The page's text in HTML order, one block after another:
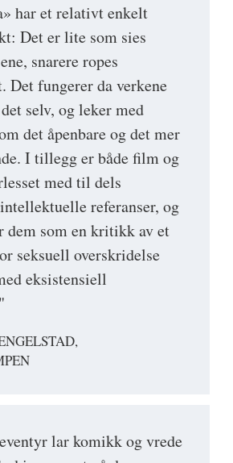
har et relativt enkelt
Det er lite som sies
snarere ropes
Det fungerer da verkene
selv, og leker med
det åpenbare og det mer
I tillegg er både film og
med til dels
referanser, og
dem som en kritikk av et
seksuell overskridelse
eksistensiell
lar komikk og vrede